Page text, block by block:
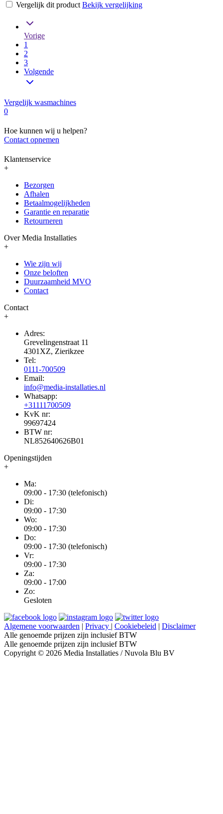
Vergelijk dit product Bekijk vergelijking
Vorige
1
2
3
Volgende
Vergelijk wasmachines
0
Hoe kunnen wij u helpen?
Contact opnemen
Klantenservice
+
Bezorgen
Afhalen
Betaalmogelijkheden
Garantie en reparatie
Retourneren
Over Media Installaties
+
Wie zijn wij
Onze beloften
Duurzaamheid MVO
Contact
Contact
+
Adres:
Grevelingenstraat 11
4301XZ, Zierikzee
Tel:
0111-700509
Email:
info@media-installaties.nl
Whatsapp:
+31111700509
KvK nr:
99697424
BTW nr:
NL852640626B01
Openingstijden
+
Ma:
09:00 - 17:30 (telefonisch)
Di:
09:00 - 17:30
Wo:
09:00 - 17:30
Do:
09:00 - 17:30 (telefonisch)
Vr:
09:00 - 17:30
Za:
09:00 - 17:00
Zo:
Gesloten
Algemene voorwaarden | Privacy | Cookiebeleid | Disclaimer
Alle genoemde prijzen zijn inclusief BTW
Alle genoemde prijzen zijn inclusief BTW
Copyright © 2026 Media Installaties / Nuvola Blu BV